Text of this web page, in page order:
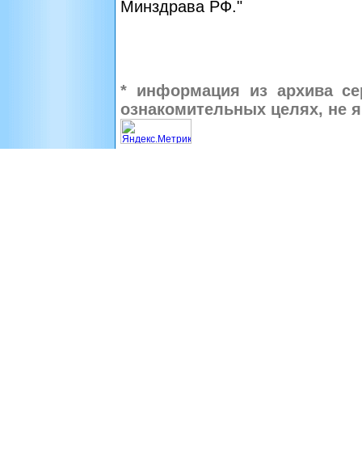
Минздрава РФ."
* информация из архива
ознакомительных целях, не